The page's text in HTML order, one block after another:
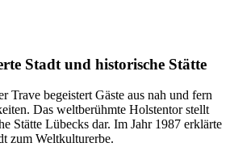
Stadt und historische Stätte
Trave begeistert Gäste aus nah und fern
Das weltberühmte Holstentor stellt
Stätte Lübecks dar. Im Jahr 1987 erklärte
zum Weltkulturerbe.